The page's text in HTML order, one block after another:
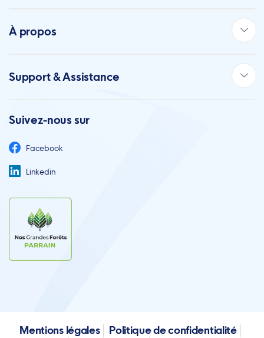
À propos
Support & Assistance
Suivez-nous sur
Facebook
Linkedin
Mentions légales
Politique de confidentialité